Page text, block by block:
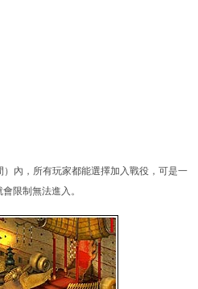
內，所有玩家都能選擇加入戰役，可是一
限制無法進入。